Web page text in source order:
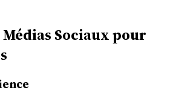
Médias Sociaux pour